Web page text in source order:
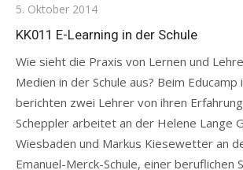
Posted
on
5. Oktober 2014
KK011 E-Learning in der Schule
Wie sieht die Praxis von Lernen und
Medien in der Schule aus? Beim
berichten zwei Lehrer von ihren
Scheppler arbeitet an der Helene Lange
Wiesbaden und Markus Kiesewetter an
Emanuel-Merck-Schule, einer beruflichen